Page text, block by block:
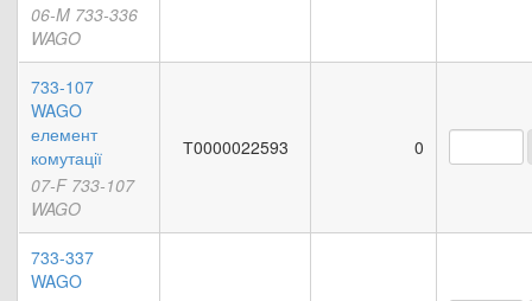
06-M 733-336
WAGO
733-107
WAGO
елемент
комутації
07-F 733-107
WAGO
Т0000022593 0
733-337
WAGO